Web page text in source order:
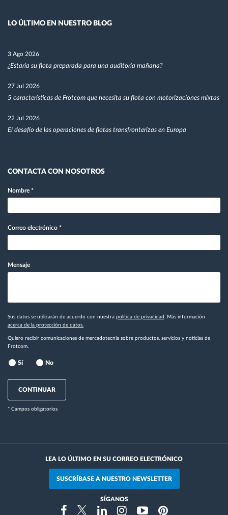
LO ÚLTIMO EN NUESTRO BLOG
3 Ago 2026
¿Estaría su flota preparada para una auditoría mañana?
27 Jul 2026
5 características de Frotcom que necesita su flota con motorizaciones mixtas
22 Jul 2026
El desafío de las operaciones de flotas transfronterizas en Europa
CONTACTA CON NOSOTROS
Nombre *
Correo electrónico *
Mensaje
Sus datos se utilizarán de acuerdo con nuestra política de privacidad
. Más información
acerca de la protección de datos.
Quiero recibir comunicaciones de mercadotecnia sobre productos, servicios y noticias de
Frotcom.
Sí No
CONTINUAR
* Campos obligatorios
LEA LO ÚLTIMO EN SU CORREO ELECTRÓNICO
SUSCRÍBASE A NUESTRO NEWSLETTER
SÍGANOS